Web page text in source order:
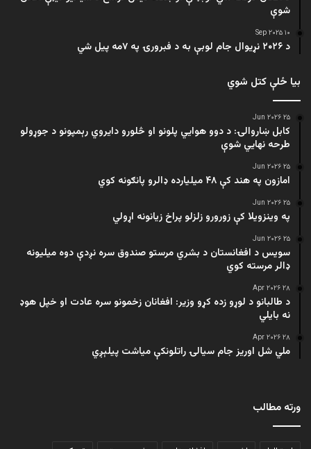
شوې
۱۰ Sep ۲۰۲۵
د ۲۰۲۶ نړیوال جام لوبې به د فبرورۍ په ۷مه پیل شي
بیا ځلې کتل شوي
۲۵ Jun ۲۰۲۶
کابل ښاروالۍ: د دوو هوايي پلونو او څلورو دایروي رېمپونو د جوړولو
طرحه نهایي شوې
۲۵ Jun ۲۰۲۶
امازون په هند کې ۴۸ میلیارده ډالرو پانګونه کوي
۲۵ Jun ۲۰۲۶
په وینزویلا کې زورورو زلزلو پراخ زیانونه اړولي
۲۵ Jun ۲۰۲۶
سویس د افغانستان د بشري مرستو صندوق سره نږدې دوه میلیونه
ډالر مرسته کوي
۲۸ Apr ۲۰۲۶
د طالبانو د لوړو زده کړو وزیر: افغانان زخمونو سره عادت او خپل هوډ
نه بایلي
۲۸ Apr ۲۰۲۶
ملي شل اوریز جام سیالۍ راتلونکې میاشت پیلېږي
ورته مطالب